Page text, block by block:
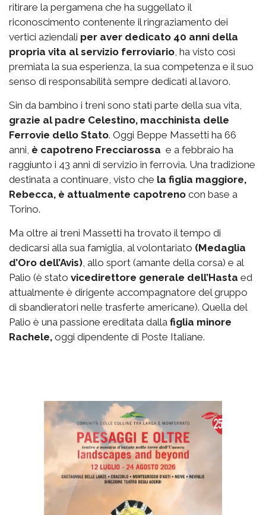
ritirare la pergamena che ha suggellato il
riconoscimento contenente il ringraziamento dei
vertici aziendali per aver dedicato 40 anni della
propria vita al servizio ferroviario , ha visto così
premiata la sua esperienza, la sua competenza e il suo
senso di responsabilità sempre dedicati al lavoro.
Sin da bambino i treni sono stati parte della sua vita,
grazie al padre Celestino, macchinista delle
Ferrovie dello Stato. Oggi Beppe Massetti ha 66
anni, è capotreno Frecciarossa e a febbraio ha
raggiunto i 43 anni di servizio in ferrovia. Una tradizione
destinata a continuare, visto che la figlia maggiore,
Rebecca, è attualmente capotreno con base a
Torino.
Ma oltre ai treni Massetti ha trovato il tempo di
dedicarsi alla sua famiglia, al volontariato (Medaglia
d’Oro dell’Avis) , allo sport (amante della corsa) e al
Palio (è stato vicedirettore generale dell’Hasta ed
attualmente è dirigente accompagnatore del gruppo
di sbandieratori nelle trasferte americane). Quella del
Palio è una passione ereditata dalla figlia minore
Rachele, oggi dipendente di Poste Italiane.